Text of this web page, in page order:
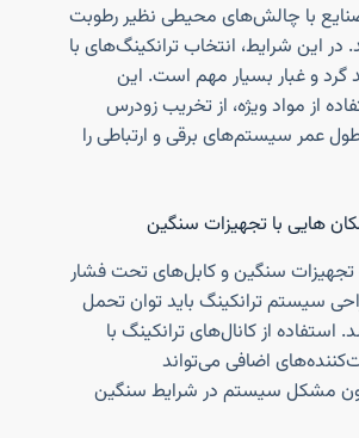
صنایع با چالش‌های محیطی نظیر رطوبت
در این شرایط، انتخاب ترانکینگ‌های با
و غبار بسیار مهم است. این
از مواد ویژه، از تخریب زودرس
عمر سیستم‌های برقی و ارتباطی را
هایی با تجهیزات سنگین
سنگین و کابل‌های تحت فشار
سیستم ترانکینگ باید توان تحمل
استفاده از کانال‌های ترانکینگ با
اضافی می‌تواند
مشکل سیستم در شرایط سنگین